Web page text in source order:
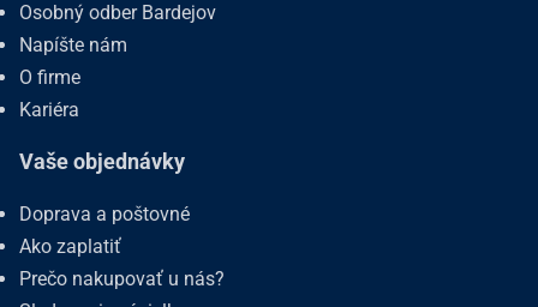
Osobný odber Bardejov
Napíšte nám
O firme
Kariéra
Vaše objednávky
Doprava a poštovné
Ako zaplatiť
Prečo nakupovať u nás?